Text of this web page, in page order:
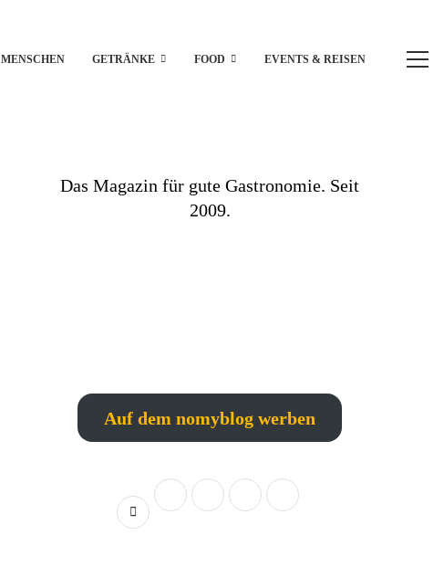
MENSCHEN GETRÄNKE FOOD EVENTS & REISEN
Das Magazin für gute Gastronomie. Seit
2009.
Auf dem nomyblog werben